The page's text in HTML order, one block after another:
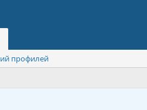
профилей